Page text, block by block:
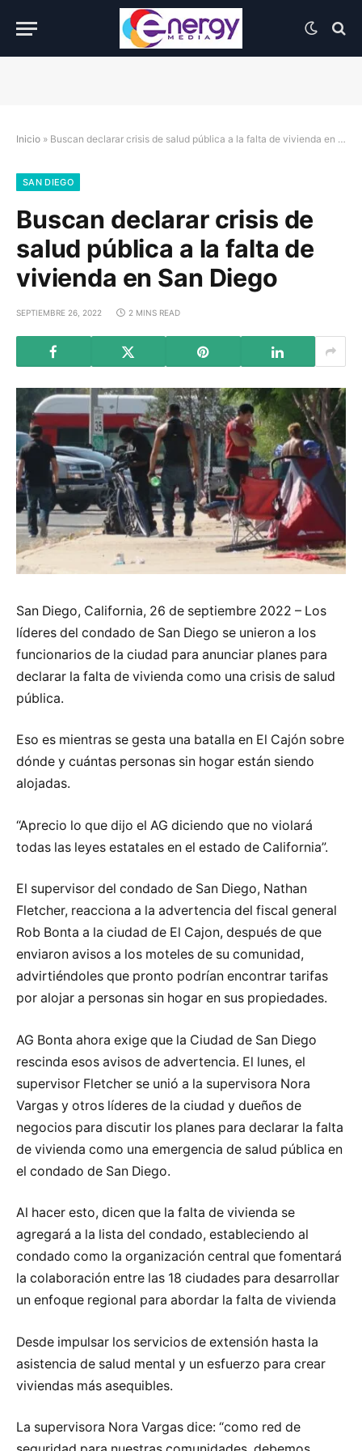
Inicio » Buscan declarar crisis de salud pública a la falta de vivienda en San Diego
SAN DIEGO
Buscan declarar crisis de
salud pública a la falta de
vivienda en San Diego
SEPTIEMBRE 26, 2022 2 MINS READ
San Diego, California, 26 de septiembre 2022 – Los
líderes del condado de San Diego se unieron a los
funcionarios de la ciudad para anunciar planes para
declarar la falta de vivienda como una crisis de salud
pública.
Eso es mientras se gesta una batalla en El Cajón sobre
dónde y cuántas personas sin hogar están siendo
alojadas.
“Aprecio lo que dijo el AG diciendo que no violará
todas las leyes estatales en el estado de California”.
El supervisor del condado de San Diego, Nathan
Fletcher, reacciona a la advertencia del fiscal general
Rob Bonta a la ciudad de El Cajon, después de que
enviaron avisos a los moteles de su comunidad,
advirtiéndoles que pronto podrían encontrar tarifas
por alojar a personas sin hogar en sus propiedades.
AG Bonta ahora exige que la Ciudad de San Diego
rescinda esos avisos de advertencia. El lunes, el
supervisor Fletcher se unió a la supervisora Nora
Vargas y otros líderes de la ciudad y dueños de
negocios para discutir los planes para declarar la falta
de vivienda como una emergencia de salud pública en
el condado de San Diego.
Al hacer esto, dicen que la falta de vivienda se
agregará a la lista del condado, estableciendo al
condado como la organización central que fomentará
la colaboración entre las 18 ciudades para desarrollar
un enfoque regional para abordar la falta de vivienda
Desde impulsar los servicios de extensión hasta la
asistencia de salud mental y un esfuerzo para crear
viviendas más asequibles.
La supervisora Nora Vargas dice: “como red de